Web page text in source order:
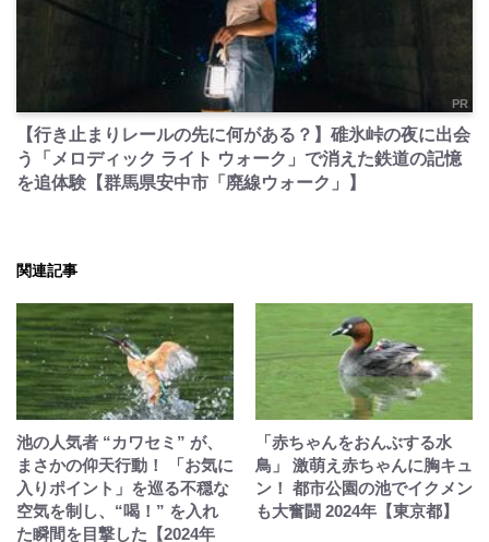
PR
【行き止まりレールの先に何がある？】碓氷峠の夜に出会
う「メロディック ライト ウォーク」で消えた鉄道の記憶
を追体験【群馬県安中市「廃線ウォーク」】
関連記事
池の人気者 “カワセミ” が、
まさかの仰天行動！ 「お気に
入りポイント」を巡る不穏な
空気を制し、“喝！” を入れ
た瞬間を目撃した【2024年
「赤ちゃんをおんぶする水
鳥」 激萌え赤ちゃんに胸キュ
ン！ 都市公園の池でイクメン
も大奮闘 2024年【東京都】